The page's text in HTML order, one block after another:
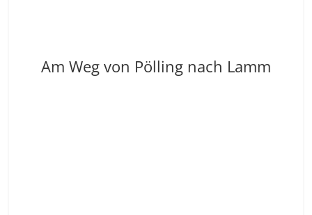
Am Weg von Pölling nach Lamm